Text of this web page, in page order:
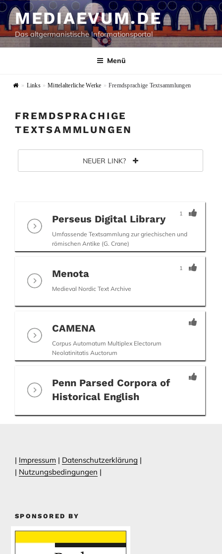
Zum
Inhalt
springen
MEDIAEVUM.DE
Das altgermanistische Informationsportal
Menü
» Links » Mittelalterliche Werke » Fremdsprachige Textsammlungen
FREMDSPRACHIGE
TEXTSAMMLUNGEN
NEUER LINK?
Perseus Digital Library
Umfassende Textsammlung zur griechischen und
römischen Antike (G. Crane)
1
Menota
Medieval Nordic Text Archive
1
CAMENA
Corpus Automatum Multiplex Electorum
Neolatinitatis Auctorum
Penn Parsed Corpora of
Historical English
| Impressum | Datenschutzerklärung |
| Nutzungsbedingungen |
SPONSORED BY